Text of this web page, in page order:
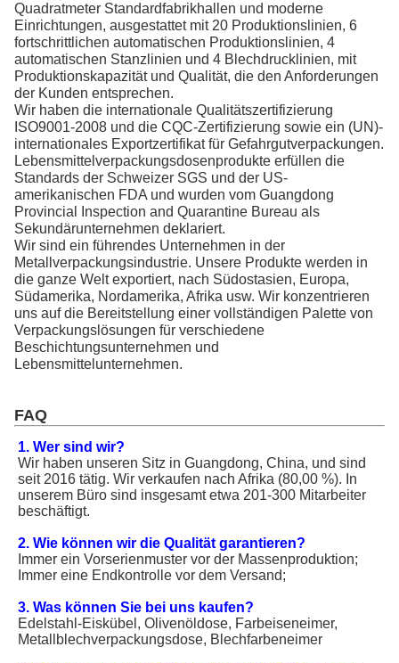
Quadratmeter Standardfabrikhallen und moderne
Einrichtungen, ausgestattet mit 20 Produktionslinien, 6
fortschrittlichen automatischen Produktionslinien, 4
automatischen Stanzlinien und 4 Blechdrucklinien, mit
Produktionskapazität und Qualität, die den Anforderungen
der Kunden entsprechen.
Wir haben die internationale Qualitätszertifizierung
ISO9001-2008 und die CQC-Zertifizierung sowie ein (UN)-
internationales Exportzertifikat für Gefahrgutverpackungen.
Lebensmittelverpackungsdosenprodukte erfüllen die
Standards der Schweizer SGS und der US-
amerikanischen FDA und wurden vom Guangdong
Provincial Inspection and Quarantine Bureau als
Sekundärunternehmen deklariert.
Wir sind ein führendes Unternehmen in der
Metallverpackungsindustrie. Unsere Produkte werden in
die ganze Welt exportiert, nach Südostasien, Europa,
Südamerika, Nordamerika, Afrika usw. Wir konzentrieren
uns auf die Bereitstellung einer vollständigen Palette von
Verpackungslösungen für verschiedene
Beschichtungsunternehmen und
Lebensmittelunternehmen.
FAQ
1. Wer sind wir?
Wir haben unseren Sitz in Guangdong, China, und sind
seit 2016 tätig. Wir verkaufen nach Afrika (80,00 %). In
unserem Büro sind insgesamt etwa 201-300 Mitarbeiter
beschäftigt.
2. Wie können wir die Qualität garantieren?
Immer ein Vorserienmuster vor der Massenproduktion;
Immer eine Endkontrolle vor dem Versand;
3. Was können Sie bei uns kaufen?
Edelstahl-Eiskübel, Olivenöldose, Farbeiseneimer,
Metallblechverpackungsdose, Blechfarbeneimer